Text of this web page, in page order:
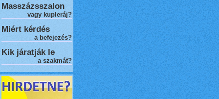
Masszázsszalon
vagy kupleráj?
Miért kérdés
a befejezés?
Kik járatják le
a szakmát?